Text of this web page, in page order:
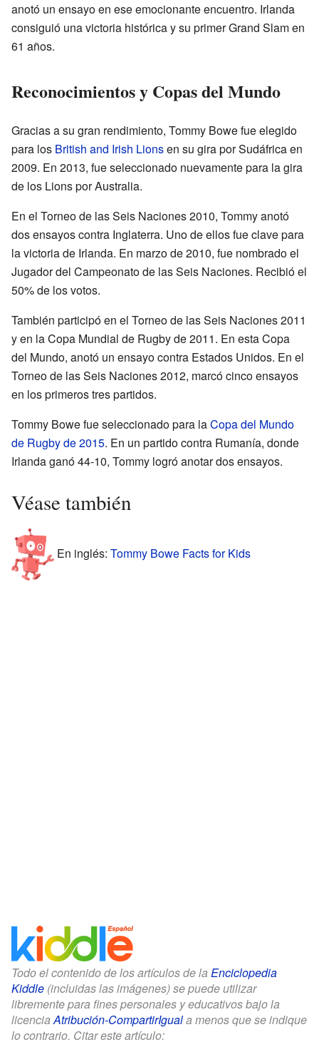
anotó un ensayo en ese emocionante encuentro. Irlanda
consiguió una victoria histórica y su primer Grand Slam en
61 años.
Reconocimientos y Copas del Mundo
Gracias a su gran rendimiento, Tommy Bowe fue elegido
para los British and Irish Lionsen su gira por Sudáfrica en
2009. En 2013, fue seleccionado nuevamente para la gira
de los Lions por Australia.
En el Torneo de las Seis Naciones 2010, Tommy anotó
dos ensayos contra Inglaterra. Uno de ellos fue clave para
la victoria de Irlanda. En marzo de 2010, fue nombrado el
Jugador del Campeonato de las Seis Naciones. Recibió el
50% de los votos.
También participó en el Torneo de las Seis Naciones 2011
y en la Copa Mundial de Rugby de 2011. En esta Copa
del Mundo, anotó un ensayo contra Estados Unidos. En el
Torneo de las Seis Naciones 2012, marcó cinco ensayos
en los primeros tres partidos.
Tommy Bowe fue seleccionado para laCopa del Mundo
de Rugby de 2015. En un partido contra Rumanía, donde
Irlanda ganó 44-10, Tommy logró anotar dos ensayos.
Véase también
En inglés: Tommy Bowe Facts for Kids
Todo el contenido de los artículos de la Enciclopedia
Kiddle (incluidas las imágenes) se puede utilizar
libremente para fines personales y educativos bajo la
licenciaAtribución-CompartirIguala menos que se indique
lo contrario. Citar este artículo: